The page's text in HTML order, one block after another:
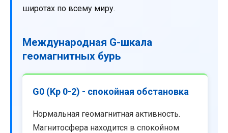
широтах по всему миру.
Международная G-шкала
геомагнитных бурь
G0 (Kp 0-2) - спокойная обстановка
Нормальная геомагнитная активность.
Магнитосфера находится в спокойном